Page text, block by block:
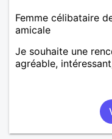
Femme célibataire
amicale
Je souhaite une
agréable,